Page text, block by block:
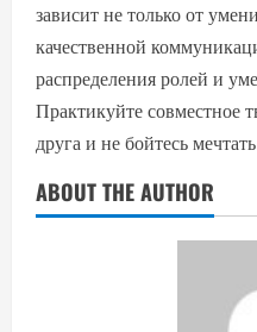
зависит не только от
качественной
распределения ролей и
Практикуйте совместное
друга и не бойтесь
ABOUT THE AUTHOR